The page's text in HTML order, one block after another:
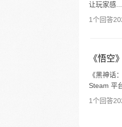
让玩家感...
1个回答
《悟空
《黑神话
Steam 平
1个回答